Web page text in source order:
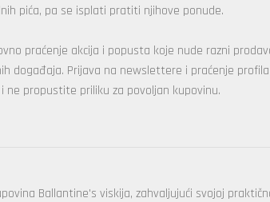
pića, pa se isplati pratiti njihove ponude.
praćenje akcija i popusta koje nude razni
događaja. Prijava na newslettere i praćenje profila
propustite priliku za povoljan kupovinu.
Ballantine's viskija, zahvaljujući svojoj